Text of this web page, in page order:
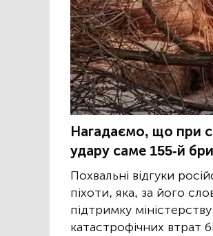
Нагадаємо, що при
удару саме 155-й
Похвальні відгуки
піхоти, яка, за його
підтримку
катастрофічних втрат